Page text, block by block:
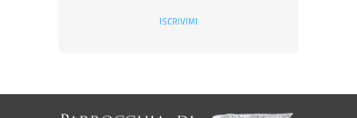
ISCRIVIMI